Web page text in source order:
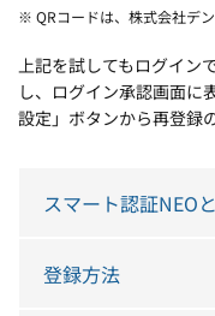
※ QRコードは、株式会社デン
上記を試してもログイン
し、ログイン承認画面に
設定」ボタンから再登録
スマート認証NEO
登録方法